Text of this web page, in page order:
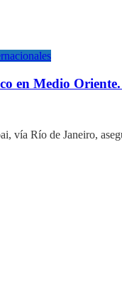
Medio
vía Río de Janeiro,